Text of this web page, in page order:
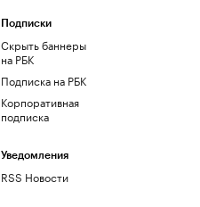
Подписки
Скрыть баннеры
на РБК
Подписка на РБК
Корпоративная
подписка
Уведомления
RSS Новости